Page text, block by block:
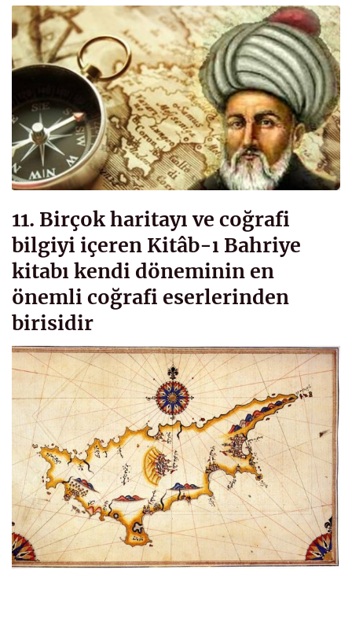
11. Birçok haritayı ve coğrafi
bilgiyi içeren Kitâb-ı Bahriye
kitabı kendi döneminin en
önemli coğrafi eserlerinden
birisidir